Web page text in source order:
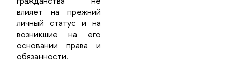
влияет на прежний
личный статус и на
возникшие на его
основании права и
обязанности.